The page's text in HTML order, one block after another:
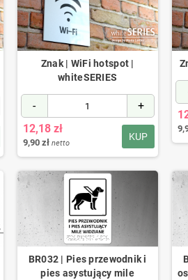
Znak | WiFi hotspot |
whiteSERIES
- +
KUP
12,18 zł
9,90 zł netto
BR032 | Pies przewodnik i
pies asystujący mile